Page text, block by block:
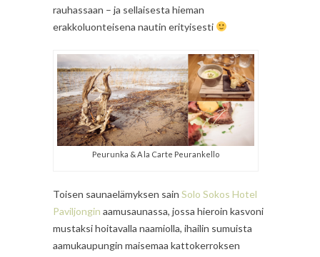
rauhassaan – ja sellaisesta hieman
erakkoluonteisena nautin erityisesti
Peurunka & A la Carte Peurankello
Toisen saunaelämyksen sain Solo Sokos Hotel
Paviljongin aamusaunassa, jossa hieroin kasvoni
mustaksi hoitavalla naamiolla, ihailin sumuista
aamukaupungin maisemaa kattokerroksen